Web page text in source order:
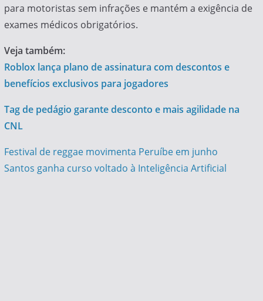
para motoristas sem infrações e mantém a exigência de
exames médicos obrigatórios.
Veja também:
Roblox lança plano de assinatura com descontos e
benefícios exclusivos para jogadores
Tag de pedágio garante desconto e mais agilidade na
CNL
Navegação
de
Festival de reggae movimenta Peruíbe em junho
Santos ganha curso voltado à Inteligência Artificial